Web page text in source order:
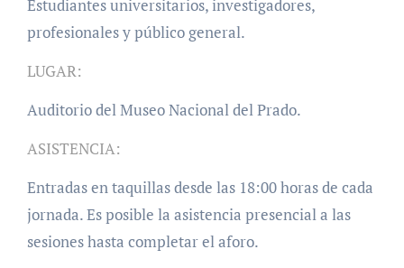
Estudiantes universitarios, investigadores,
profesionales y público general.
LUGAR:
Auditorio del Museo Nacional del Prado.
ASISTENCIA:
Entradas en taquillas desde las 18:00 horas de cada
jornada. Es posible la asistencia presencial a las
sesiones hasta completar el aforo.